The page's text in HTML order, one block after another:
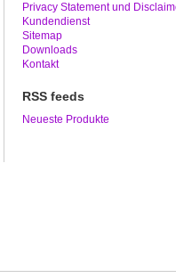
Privacy Statement und
Kundendienst
Sitemap
Downloads
Kontakt
RSS feeds
Neueste Produkte